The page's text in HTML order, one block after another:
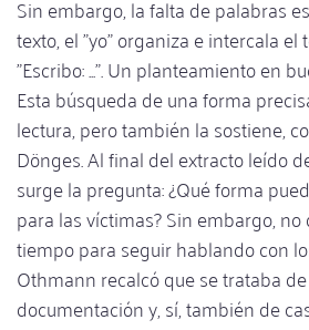
Sin embargo, la falta de palabras
texto, el "yo" organiza e intercala el
"Escribo: ...". Un planteamiento en
Esta búsqueda de una forma
lectura, pero también la sostiene,
Dönges. Al final del extracto leído
surge la pregunta: ¿Qué forma
para las víctimas? Sin embargo,
tiempo para seguir hablando con
Othmann recalcó que se trataba
documentación y, sí, también de